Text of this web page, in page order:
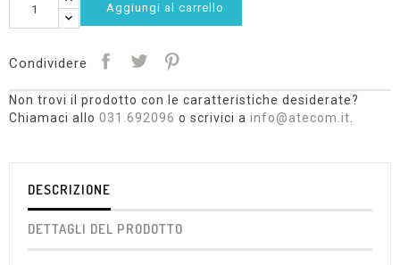
Aggiungi al carrello
Condividere
Non trovi il prodotto con le caratteristiche desiderate?
Chiamaci allo 031.692096 o scrivici a info@atecom.it
DESCRIZIONE
DETTAGLI DEL PRODOTTO